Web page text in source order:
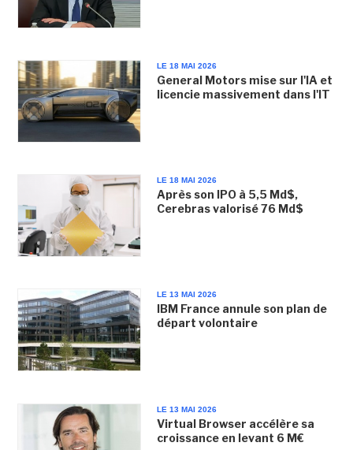
LE 18 MAI 2026
General Motors mise sur l'IA et
licencie massivement dans l'IT
LE 18 MAI 2026
Après son IPO à 5,5 Md$,
Cerebras valorisé 76 Md$
LE 13 MAI 2026
IBM France annule son plan de
départ volontaire
LE 13 MAI 2026
Virtual Browser accélère sa
croissance en levant 6 M€